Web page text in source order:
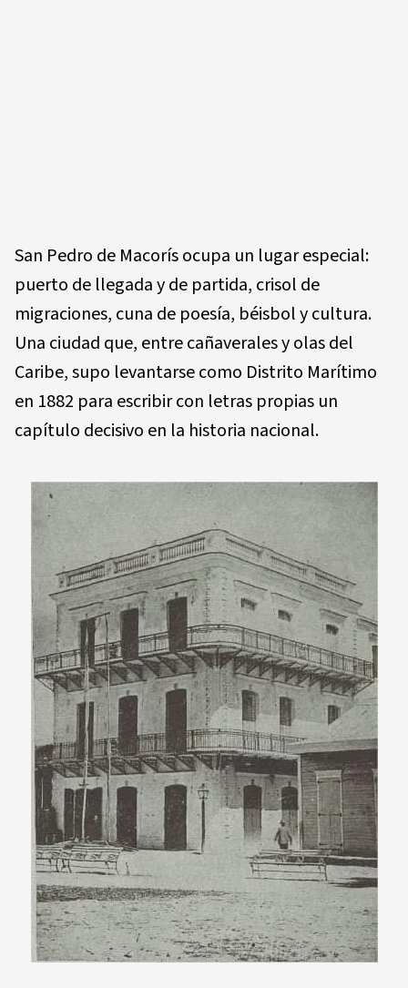
San Pedro de Macorís ocupa un lugar especial:
puerto de llegada y de partida, crisol de
migraciones, cuna de poesía, béisbol y cultura.
Una ciudad que, entre cañaverales y olas del
Caribe, supo levantarse como Distrito Marítimo
en 1882 para escribir con letras propias un
capítulo decisivo en la historia nacional.